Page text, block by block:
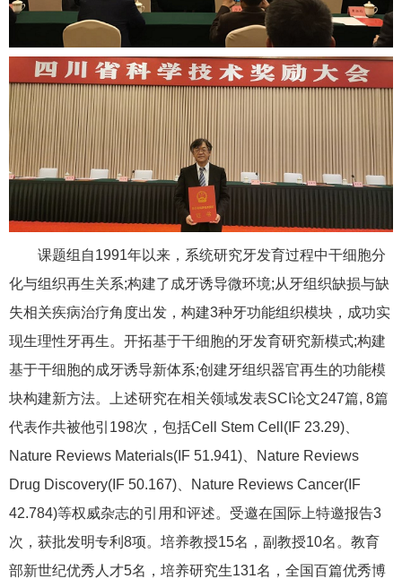
课题组自1991年以来，系统研究牙发育过程中干细胞分
化与组织再生关系;构建了成牙诱导微环境;从牙组织缺损与缺
失相关疾病治疗角度出发，构建3种牙功能组织模块，成功实
现生理性牙再生。开拓基于干细胞的牙发育研究新模式;构建
基于干细胞的成牙诱导新体系;创建牙组织器官再生的功能模
块构建新方法。上述研究在相关领域发表SCI论文247篇, 8篇
代表作共被他引198次，包括Cell Stem Cell(IF 23.29)、
Nature Reviews Materials(IF 51.941)、Nature Reviews
Drug Discovery(IF 50.167)、Nature Reviews Cancer(IF
42.784)等权威杂志的引用和评述。受邀在国际上特邀报告3
次，获批发明专利8项。培养教授15名，副教授10名。教育
部新世纪优秀人才5名，培养研究生131名，全国百篇优秀博